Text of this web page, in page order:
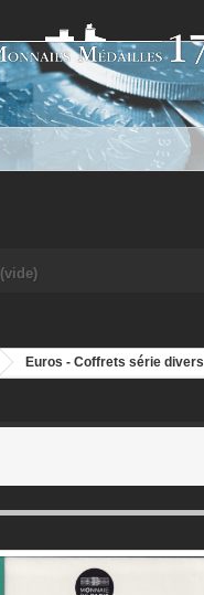
(vide)
Euros - Coffrets série divers